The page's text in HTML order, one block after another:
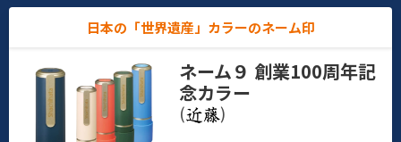
日本の「世界遺産」カラーのネーム印
ネーム９ 創業100周年記
念カラー
(
)